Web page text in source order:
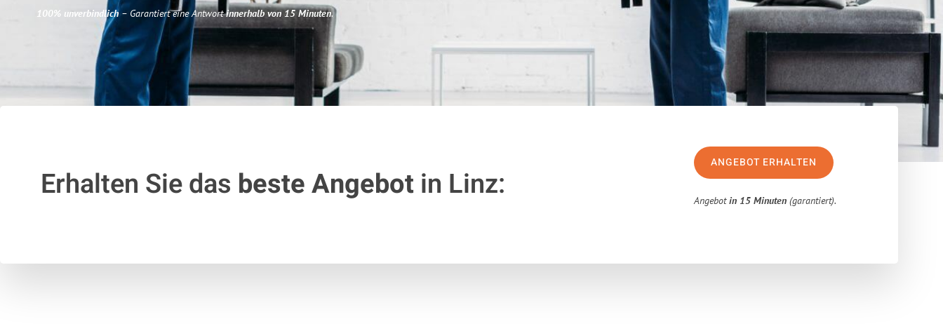
100% unverbindlich– Garantiert eine Antwortinnerhalb von 15 Minuten.
Erhalten Sie das beste Angebotin Linz:
ANGEBOT ERHALTEN
Angebotin 15 Minuten (garantiert).